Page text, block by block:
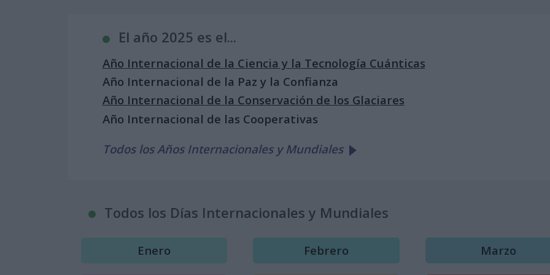
El año 2025 es el...
Año Internacional de la Ciencia y la Tecnología Cuánticas
Año Internacional de la Paz y la Confianza
Año Internacional de la Conservación de los Glaciares
Año Internacional de las Cooperativas
Todos los Años Internacionales y Mundiales
Todos los Días Internacionales y Mundiales
Enero Febrero Marzo